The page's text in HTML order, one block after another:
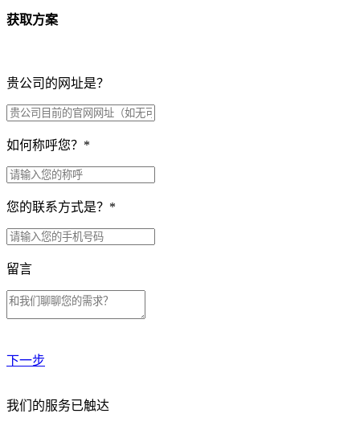
获取方案
贵公司的网址是？
如何称呼您？ *
您的联系方式是？ *
留言
下一步
贵公司预算范围是？
我们的服务已触达